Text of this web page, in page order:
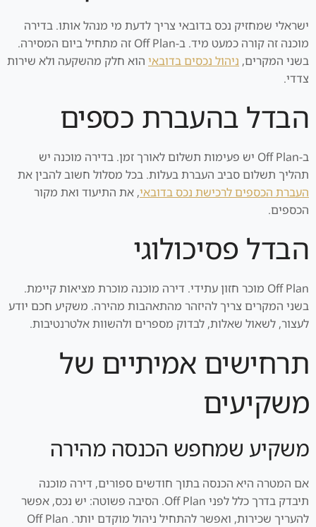
ישראלי שמחזיק נכס בדובאי צריך לדעת מי מנהל אותו. בדירה
מוכנה זה קורה כמעט מיד. ב-Off Plan זה מתחיל ביום המסירה.
בשני המקרים, ניהול נכסים בדובאי הוא חלק מהשקעה ולא שירות
צדדי.
הבדל בהעברת כספים
ב-Off Plan יש פעימות תשלום לאורך זמן. בדירה מוכנה יש
תהליך תשלום סביב העברת בעלות. בכל מסלול חשוב להבין את
העברת הכספים לרכישת נכס בדובאי, את התיעוד ואת מקור
הכספים.
הבדל פסיכולוגי
Off Plan מוכר חזון עתידי. דירה מוכנה מוכרת מציאות קיימת.
בשני המקרים צריך להיזהר מהתאהבות מהירה. משקיע חכם יודע
לעצור, לשאול שאלות, לבדוק מספרים ולהשוות אלטרנטיבות.
תרחישים אמיתיים של
משקיעים
משקיע שמחפש הכנסה מהירה
אם המטרה היא הכנסה בתוך חודשים ספורים, דירה מוכנה
תיבדק בדרך כלל לפני Off Plan. הסיבה פשוטה: יש נכס, אפשר
להעריך שכירות, ואפשר להתחיל ניהול מוקדם יותר. Off Plan